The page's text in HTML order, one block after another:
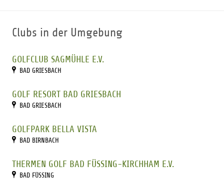
Clubs in der Umgebung
GOLFCLUB SAGMÜHLE E.V.
BAD GRIESBACH
GOLF RESORT BAD GRIESBACH
BAD GRIESBACH
GOLFPARK BELLA VISTA
BAD BIRNBACH
THERMEN GOLF BAD FÜSSING-KIRCHHAM E.V.
BAD FÜSSING